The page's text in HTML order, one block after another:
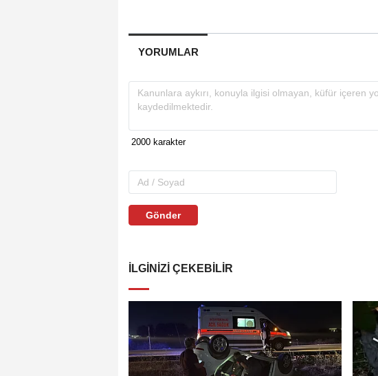
YORUMLAR
Gönder
İLGINIZI ÇEKEBILIR